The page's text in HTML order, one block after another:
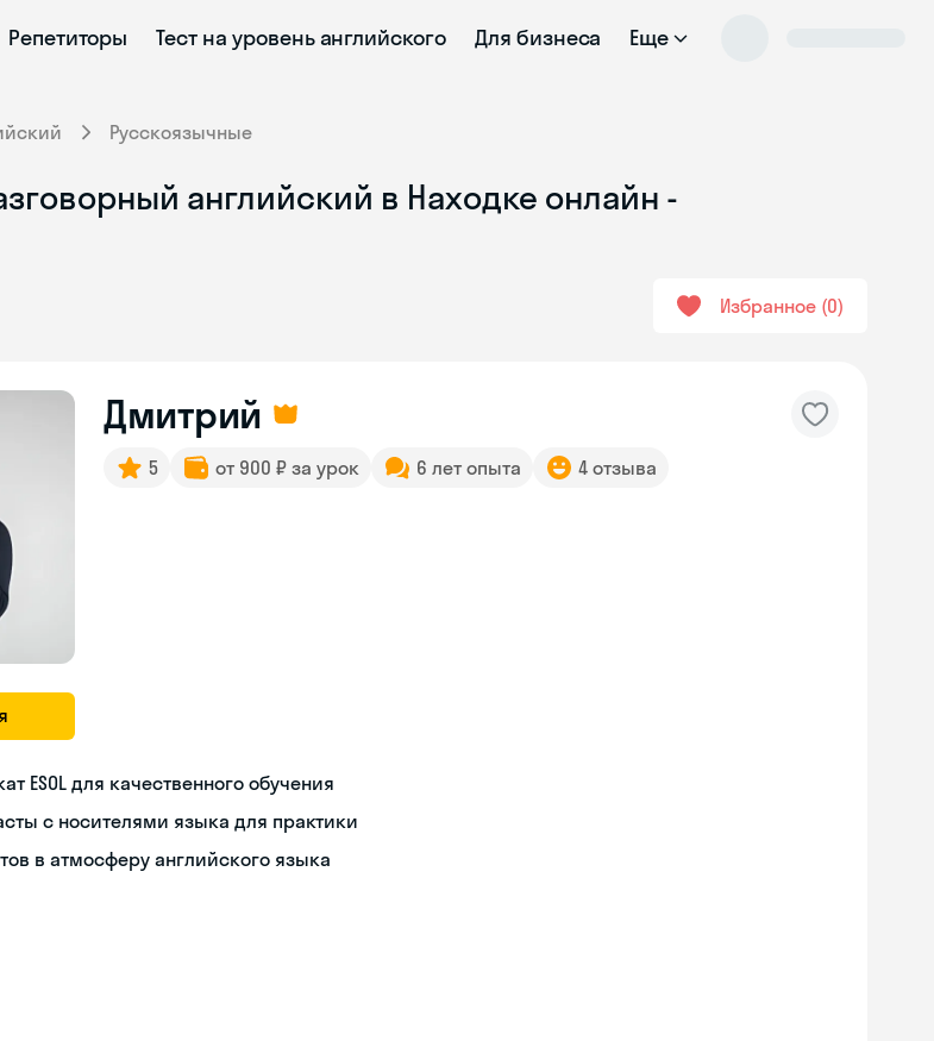
Репетиторы Тест на уровень английского Для бизнеса Еще
Русскоязычные
английский в Находке онлайн -
Избранное 0
Дмитрий
5 от 900 ₽ за урок 6 лет опыта 4 отзыва
ESOL для качественного обучения
с носителями языка для практики
в атмосферу английского языка